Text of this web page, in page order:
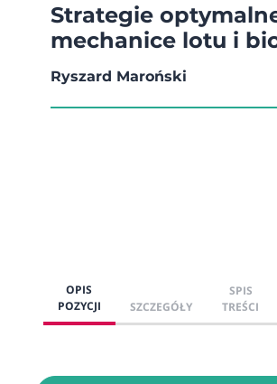
Strategie
mechanice lotu i
Ryszard Maroński
OPIS
POZYCJI
SZCZEGÓŁY
SPIS
TREŚCI